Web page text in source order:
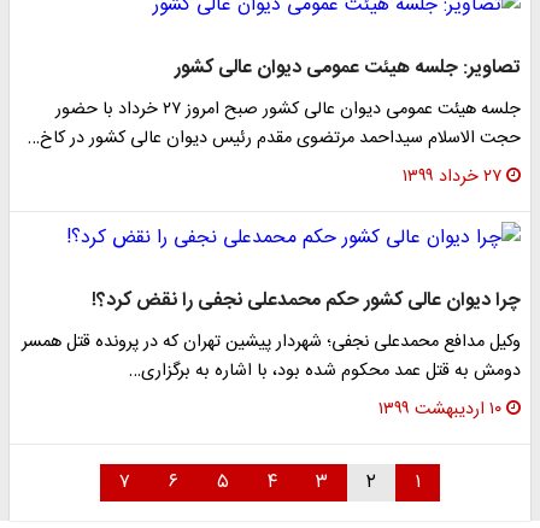
تصاویر: جلسه هیئت عمومی دیوان عالی کشور
جلسه هیئت عمومی دیوان عالی کشور صبح امروز ۲۷ خرداد با حضور
حجت الاسلام سیداحمد مرتضوی مقدم رئیس دیوان عالی کشور در کاخ…
۲۷ خرداد ۱۳۹۹
چرا دیوان عالی کشور حکم محمدعلی نجفی را نقض کرد؟!
وکیل مدافع محمدعلی نجفی؛ شهردار پیشین تهران که در پرونده قتل همسر
دومش به قتل عمد محکوم شده بود، با اشاره به برگزاری…
۱۰ اردیبهشت ۱۳۹۹
۱ ۲ ۳ ۴ ۵ ۶ ۷